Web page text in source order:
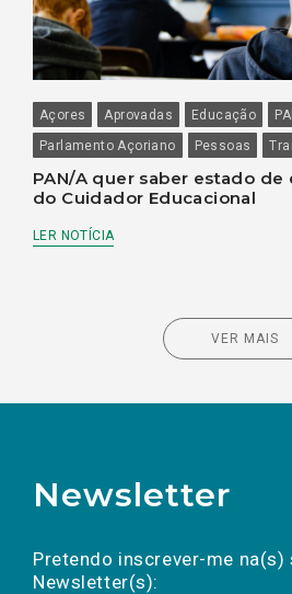
Açores Aprovadas Educação
Parlamento Açoriano
Pessoas
PAN/A quer saber estado de
do Cuidador Educacional
LER NOTÍCIA
VER MAIS
Newsletter
Pretendo inscrever-me na(s)
Newsletter(s):
a(s) newsletter(s).
mail